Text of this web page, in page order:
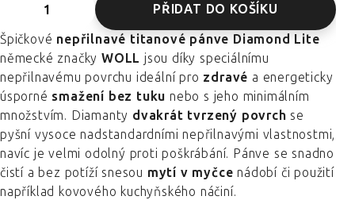
PŘIDAT DO KOŠÍKU
Špičkové nepřilnavé titanové pánve Diamond Lite
německé značky WOLL jsou díky speciálnímu
nepřilnavému povrchu ideální pro zdravé a energeticky
úsporné smažení bez tuku nebo s jeho minimálním
množstvím. Diamanty dvakrát tvrzený povrch se
pyšní vysoce nadstandardními nepřilnavými vlastnostmi,
navíc je velmi odolný proti poškrábání. Pánve se snadno
čistí a bez potíží snesou mytí v myčcenádobí či použití
například kovového kuchyňského náčiní.